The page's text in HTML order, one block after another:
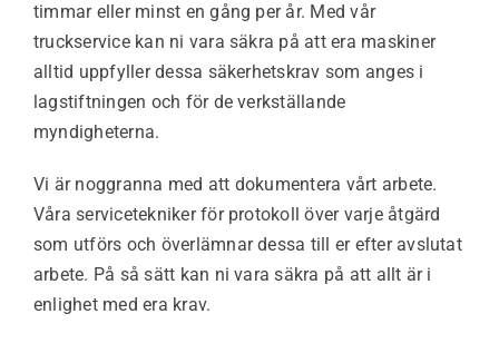
timmar eller minst en gång per år. Med vår
truckservice kan ni vara säkra på att era maskiner
alltid uppfyller dessa säkerhetskrav som anges i
lagstiftningen och för de verkställande
myndigheterna.
Vi är noggranna med att dokumentera vårt arbete.
Våra servicetekniker för protokoll över varje åtgärd
som utförs och överlämnar dessa till er efter avslutat
arbete. På så sätt kan ni vara säkra på att allt är i
enlighet med era krav.